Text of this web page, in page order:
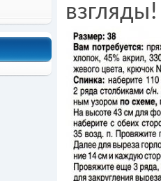
взгляды!